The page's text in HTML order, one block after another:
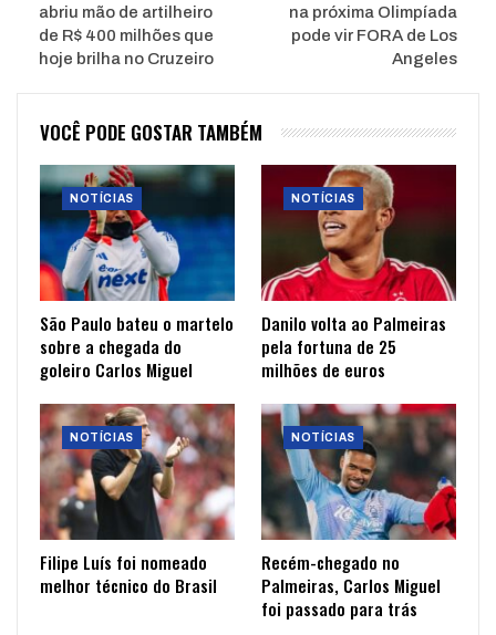
abriu mão de artilheiro
de R$ 400 milhões que
hoje brilha no Cruzeiro
na próxima Olimpíada
pode vir FORA de Los
Angeles
VOCÊ PODE GOSTAR TAMBÉM
NOTÍCIAS
São Paulo bateu o martelo
sobre a chegada do
goleiro Carlos Miguel
NOTÍCIAS
Danilo volta ao Palmeiras
pela fortuna de 25
milhões de euros
NOTÍCIAS
Filipe Luís foi nomeado
melhor técnico do Brasil
NOTÍCIAS
Recém-chegado no
Palmeiras, Carlos Miguel
foi passado para trás